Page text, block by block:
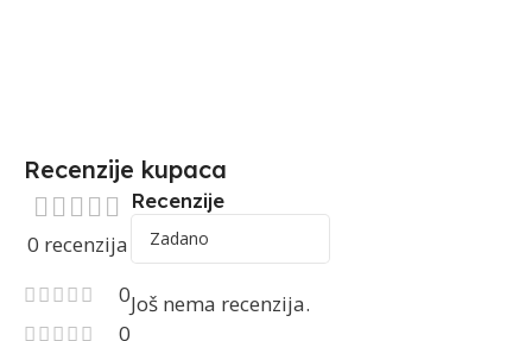
Recenzije kupaca
0 recenzija
0
0
Recenzije
Još nema recenzija.